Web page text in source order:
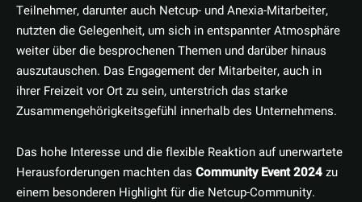
Teilnehmer, darunter auch Netcup- und Anexia-Mitarbeiter,
nutzten die Gelegenheit, um sich in entspannter Atmosphäre
weiter über die besprochenen Themen und darüber hinaus
auszutauschen. Das Engagement der Mitarbeiter, auch in
ihrer Freizeit vor Ort zu sein, unterstrich das starke
Zusammengehörigkeitsgefühl innerhalb des Unternehmens.
Das hohe Interesse und die flexible Reaktion auf unerwartete
Herausforderungen machten das Community Event 2024zu
einem besonderen Highlight für die Netcup-Community.